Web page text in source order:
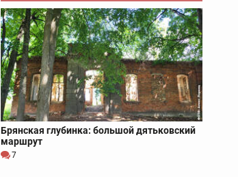
Брянская глубинка: большой дятьковский
маршрут
7